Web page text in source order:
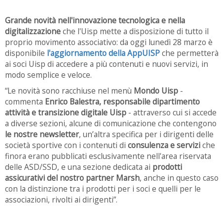
Grande novità nell'innovazione tecnologica e nella
digitalizzazioneche l'Uisp mette a disposizione di tutto il
proprio movimento associativo: da oggi lunedì 28 marzo è
disponibile l'aggiornamento della AppUISPche permetterà
ai soci Uisp di accedere a più contenuti e nuovi servizi, in
modo semplice e veloce.
“Le novità sono racchiuse nel menù Mondo Uisp -
commenta Enrico Balestra, responsabile dipartimento
attività e transizione digitale Uisp - attraverso cui si accede
a diverse sezioni, alcune di comunicazione che contengono
le nostre newsletter, un’altra specifica per i dirigenti delle
società sportive con i contenuti di consulenza e serviziche
finora erano pubblicati esclusivamente nell'area riservata
delle ASD/SSD, e una sezione dedicata ai prodotti
assicurativi del nostro partner Marsh, anche in questo caso
con la distinzione tra i prodotti per i soci e quelli per le
associazioni, rivolti ai dirigenti”.